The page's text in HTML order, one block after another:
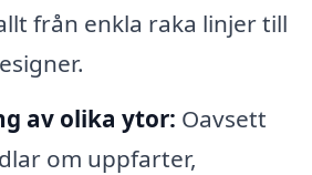
från enkla raka linjer till
av olika ytor: Oavsett
om uppfarter,